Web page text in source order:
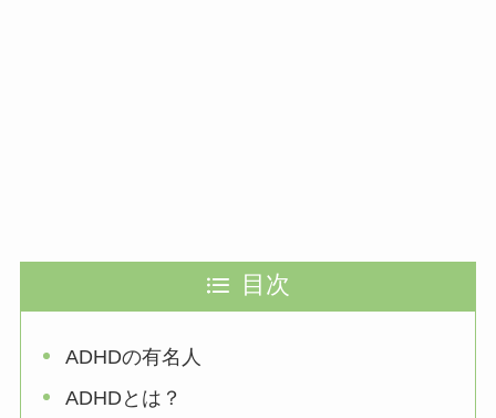
目次
ADHDの有名人
ADHDとは？